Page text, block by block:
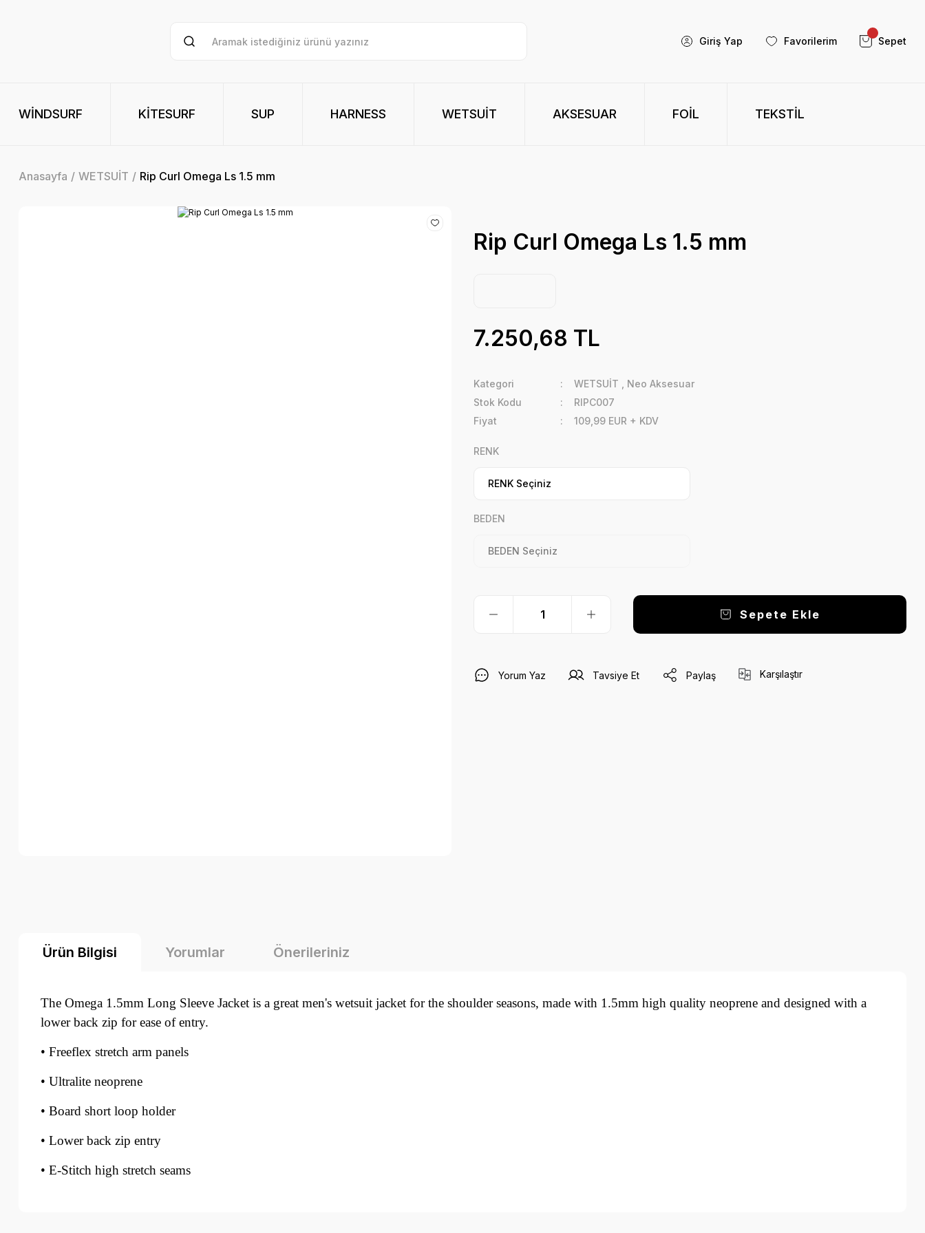
Giriş Yap Favorilerim Sepet
WİNDSURF KİTESURF SUP HARNESS WETSUİT AKSESUAR FOİL TEKSTİL
Anasayfa WETSUİT Rip Curl Omega Ls 1.5 mm
Rip Curl Omega Ls 1.5 mm
7.250,68 TL
Kategori WETSUİT
Neo Aksesuar
Stok Kodu
RIPC007
Fiyat
109,99 EUR + KDV
RENK
BEDEN
Sepete Ekle
Yorum Yaz Tavsiye Et Paylaş Karşılaştır
Ürün Bilgisi Yorumlar Önerileriniz
The Omega 1.5mm Long Sleeve Jacket is a great men's wetsuit jacket for the shoulder seasons, made with 1.5mm high quality neoprene and designed with a
lower back zip for ease of entry.
• Freeflex stretch arm panels
• Ultralite neoprene
• Board short loop holder
• Lower back zip entry
• E-Stitch high stretch seams